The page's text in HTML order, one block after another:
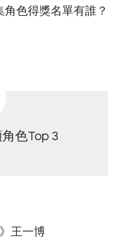
色得獎名單有誰？
色Top 3
王一博